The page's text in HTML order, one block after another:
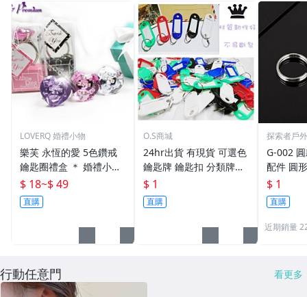
LOVERQ 婚禮小物
樂芙 永恆的愛 5色鑽戒
鑰匙圈禮盒 ＊ 婚禮小物
二次進場 工商禮贈品 戒
指鑰匙圈 鑽石鑰匙扣 大
鑽戒 送客禮 活動贈品
$ 18~$ 49
直購
O.S商城
24hr出貨 有現貨 可選色
鑰匙牌 鑰匙扣 分類牌鎖
匙 分類牌 塑膠鑰匙牌 鑰
匙扣 號碼牌 分類牌 標記
鑰匙吊牌 掛牌
$ 1
直購
探索者戶
G-002
配件 圓
鑰匙圈
單個鑰
$ 1
直購
近期銷量
行動任意門 看更多